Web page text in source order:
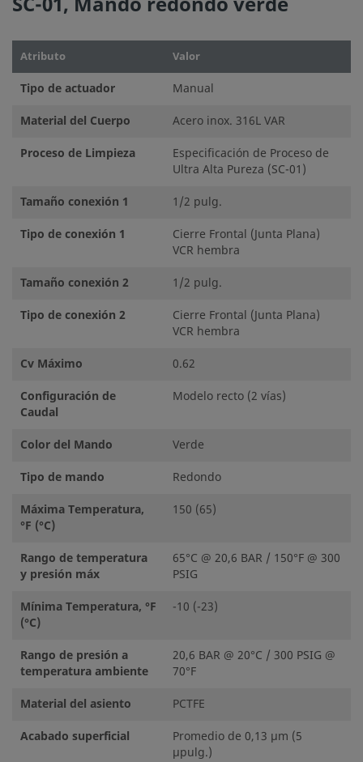
No mezcle ni intercambie productos o componentes
conexiones finales de los racores Swagelok, con los de
fabricantes.
©2026Swagelok Company.Todos los derechos
Atributo Valor
Tipo de actuador
Manual
Material del Cuerpo
Acero inox. 316L VAR
Proceso de Limpieza
Especificación de Proceso de
Ultra Alta Pureza (SC-01)
Tamaño conexión 1
1/2 pulg.
Tipo de conexión 1
Cierre Frontal (Junta Plana)
VCR hembra
Tamaño conexión 2
1/2 pulg.
Tipo de conexión 2
Cierre Frontal (Junta Plana)
VCR hembra
Cv Máximo
0.62
Configuración de
Caudal
Modelo recto (2 vías)
Color del Mando
Verde
Tipo de mando
Redondo
Máxima Temperatura,
°F (°C)
150 (65)
Rango de temperatura
y presión máx
65°C @ 20,6 BAR / 150°F @ 300
PSIG
Mínima Temperatura, °F
(°C)
-10 (-23)
Rango de presión a
temperatura ambiente
20,6 BAR @ 20°C / 300 PSIG @
70°F
Material del asiento
PCTFE
Acabado superficial
Promedio de 0,13 µm (5
µpulg.)